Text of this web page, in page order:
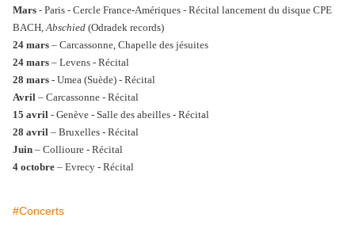
Mars - Paris - Cercle France-Amériques - Récital lancement du disque CPE
BACH,Abschied (Odradek records)
24 mars – Carcassonne, Chapelle des jésuites
24 mars – Levens - Récital
28 mars - Umea (Suède) - Récital
Avril – Carcassonne - Récital
15 avril - Genève - Salle des abeilles - Récital
28 avril – Bruxelles - Récital
Juin – Collioure - Récital
4 octobre – Evrecy - Récital
#Concerts